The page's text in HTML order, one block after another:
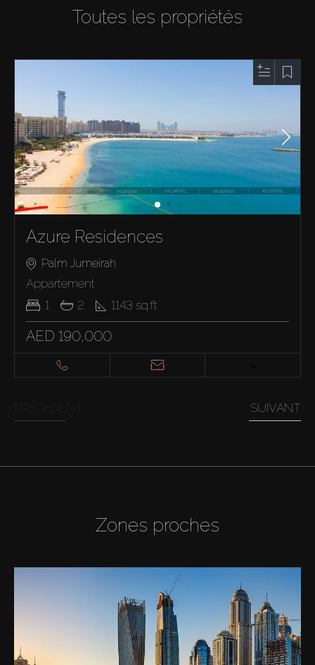
Toutes les propriétés
Azure Residences
Palm Jumeirah
Appartement
1
2 1143 sq.ft
AED 190,000
SUIVANT
Zones proches